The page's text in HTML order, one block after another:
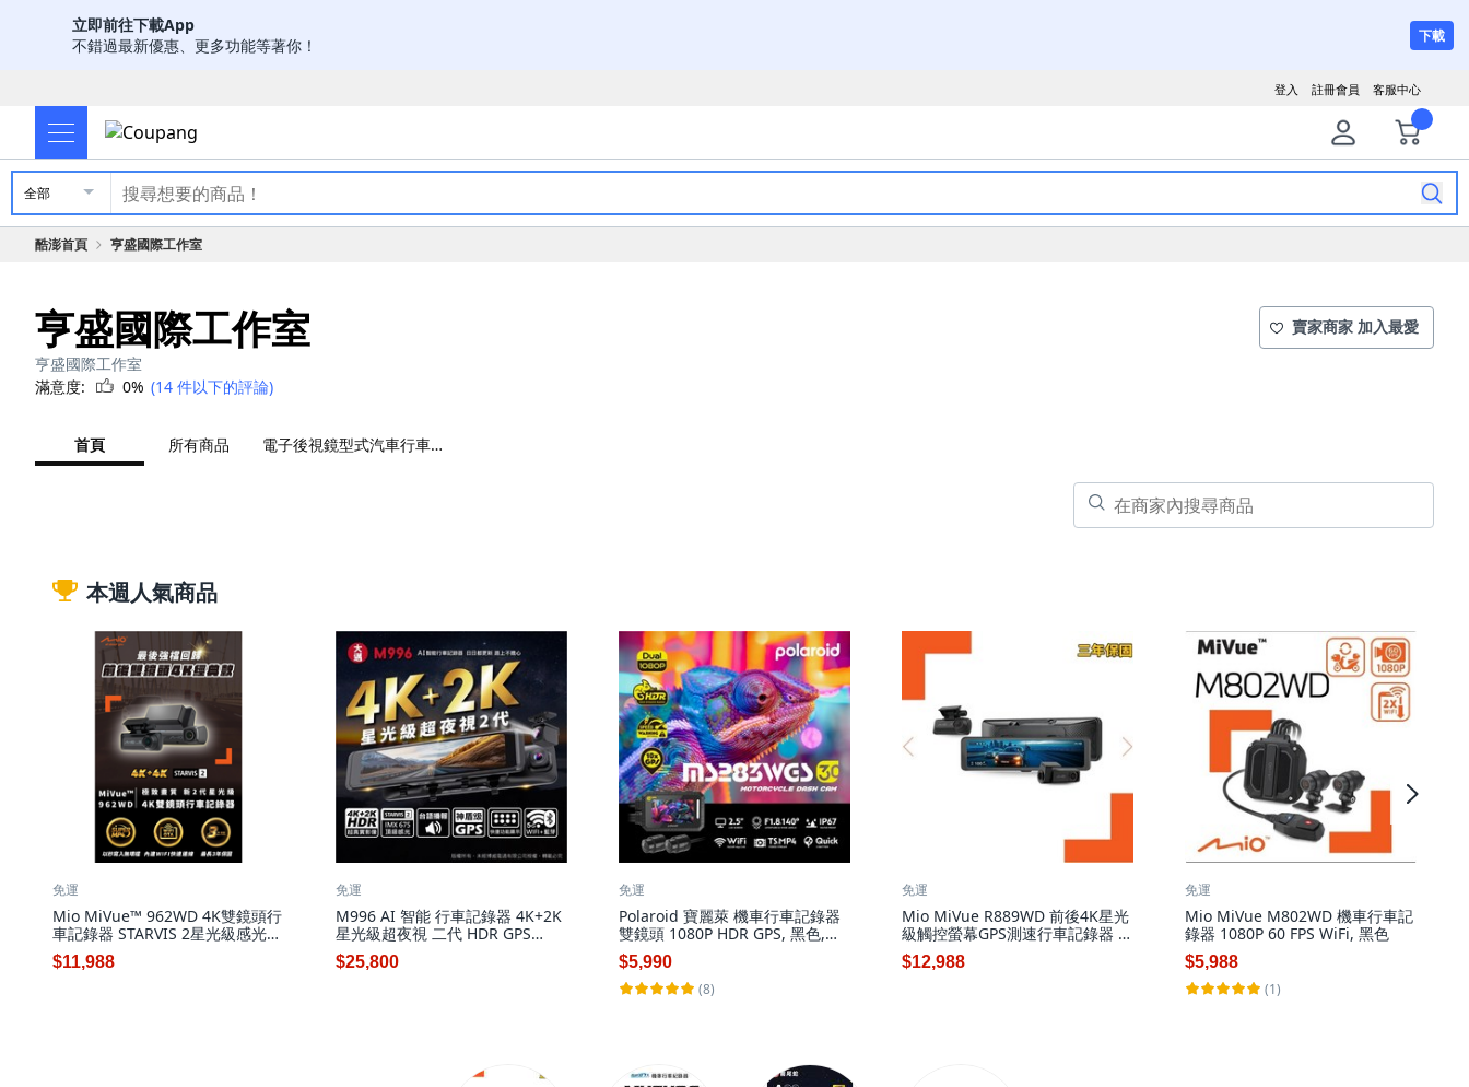
立即前往下載App
不錯過最新優惠、更多功能等著你！
下載
客服中心
註冊會員
登入
全部
酷澎首頁 亨盛國際工作室
亨盛國際工作室
亨盛國際工作室
滿意度:
0% (14 件以下的評論)
賣家商家 加入最愛
首頁 所有商品 電子後視鏡型式汽車行車紀錄器
本週人氣商品
免運
Mio MiVue™ 962WD 4K雙鏡頭行
車記錄器 STARVIS 2星光級感光元
件 內建WiFi快速連接 SuperMP4
格式, 配件依實際包裝內容為主,
$11,988
免運
M996 AI 智能 行車記錄器 4K+2K
星光級超夜視 二代 HDR GPS
WIFI 藍牙, 配件依實際包裝內容為
主, 128GB
$25,800
免運
Polaroid 寶麗萊 機車行車記錄器
雙鏡頭 1080P HDR GPS, 黑色,
MS283WGS
$5,990
(8)
免運
Mio MiVue R889WD 前後4K星光
級觸控螢幕GPS測速行車記錄器 前
後雙錄 星光夜視 觸控操作 安全保
障, 配件依實際包裝內容為主,
$12,988
免運
Mio MiVue M802WD 機車行車記
錄器 1080P 60 FPS WiFi, 黑色
$5,988
(1)